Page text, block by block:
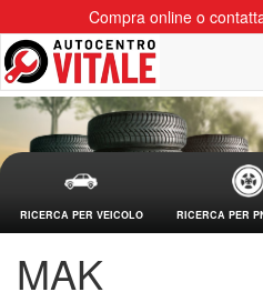
Compra online o
RICERCA PER VEICOLO RICERCA PER
MAK